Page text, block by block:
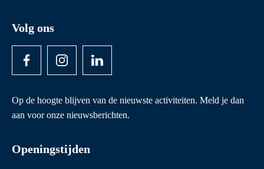
Volg ons
Op de hoogte blijven van de nieuwste activiteiten. Meld je dan
aan voor onze nieuwsberichten.
Openingstijden